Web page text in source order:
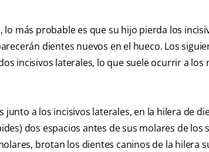
más probable es que su hijo pierda los
dientes nuevos en el hueco. Los
incisivos laterales, lo que suele ocurrir a los
a los incisivos laterales, en la hilera de
dos espacios antes de sus molares de los
brotan los dientes caninos de la hilera